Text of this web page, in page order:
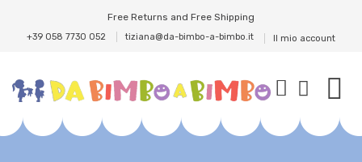
Free Returns and Free Shipping
+39 058 7730 052 tiziana@da-bimbo-a-bimbo.it Il mio account